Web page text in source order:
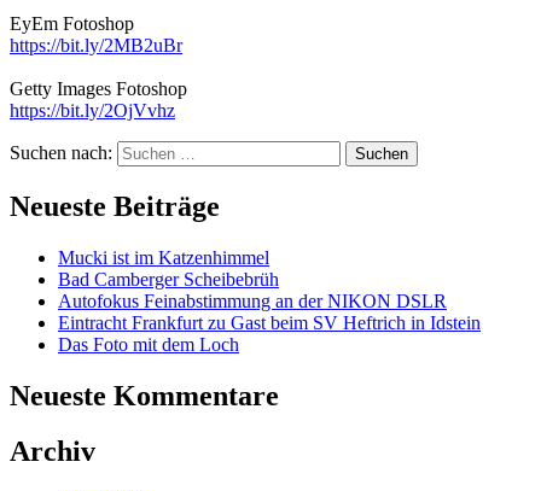
EyEm Fotoshop
https://bit.ly/2MB2uBr
Getty Images Fotoshop
https://bit.ly/2OjVvhz
Suchen nach:
Neueste Beiträge
Mucki ist im Katzenhimmel
Bad Camberger Scheibebrüh
Autofokus Feinabstimmung an der NIKON DSLR
Eintracht Frankfurt zu Gast beim SV Heftrich in Idstein
Das Foto mit dem Loch
Neueste Kommentare
Archiv